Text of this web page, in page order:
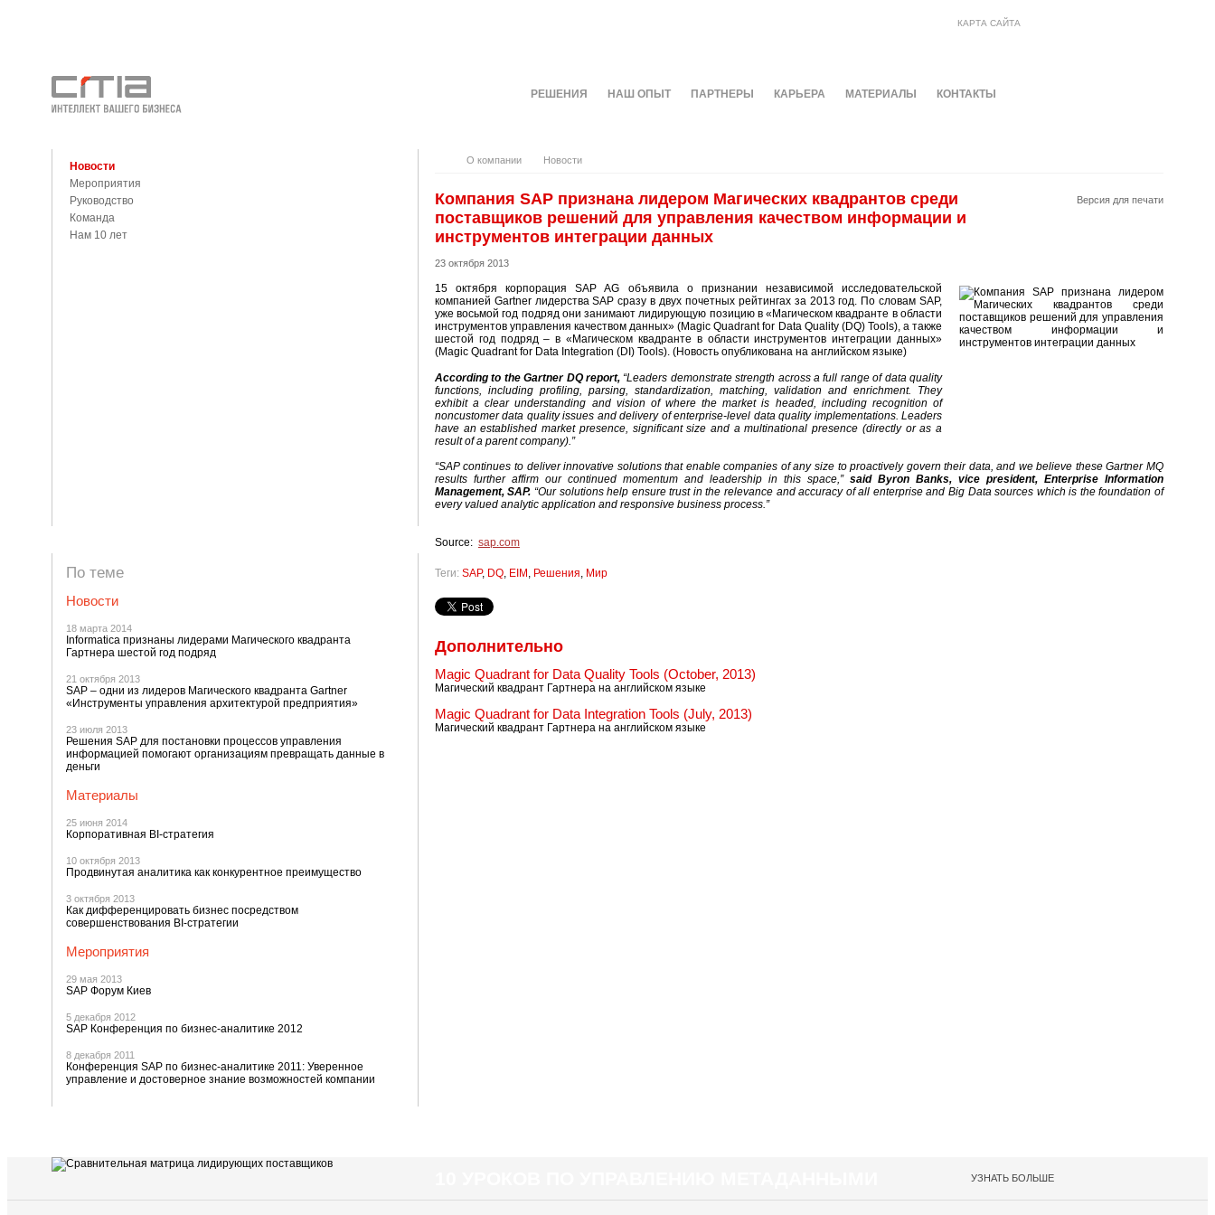
КАРТА САЙТА
РЕШЕНИЯ НАШ ОПЫТ ПАРТНЕРЫ КАРЬЕРА МАТЕРИАЛЫ КОНТАКТЫ
Новости
Мероприятия
Руководство
Команда
Нам 10 лет
По теме
Новости
18 марта 2014
Informatica признаны лидерами Магического квадранта
Гартнера шестой год подряд
21 октября 2013
SAP – одни из лидеров Магического квадранта Gartner
«Инструменты управления архитектурой предприятия»
23 июля 2013
Решения SAP для постановки процессов управления
информацией помогают организациям превращать данные в
деньги
Материалы
25 июня 2014
Корпоративная BI-стратегия
10 октября 2013
Продвинутая аналитика как конкурентное преимущество
3 октября 2013
Как дифференцировать бизнес посредством
совершенствования BI-стратегии
Мероприятия
29 мая 2013
SAP Форум Киев
5 декабря 2012
SAP Конференция по бизнес-аналитике 2012
8 декабря 2011
Конференция SAP по бизнес-аналитике 2011: Уверенное
управление и достоверное знание возможностей компании
О компании Новости
Версия для печати
Компания SAP признана лидером Магических квадрантов среди
поставщиков решений для управления качеством информации и
инструментов интеграции данных
23 октября 2013
15 октября корпорация SAP AG объявила о признании независимой исследовательской
компанией Gartner лидерства SAP сразу в двух почетных рейтингах за 2013 год. По словам SAP,
уже восьмой год подряд они занимают лидирующую позицию в «Магическом квадранте в области
инструментов управления качеством данных» (Magic Quadrant for Data Quality (DQ) Tools), а также
шестой год подряд – в «Магическом квадранте в области инструментов интеграции данных»
(Magic Quadrant for Data Integration (DI) Tools). (Новость опубликована на английском языке)
According to the Gartner DQ report, “Leaders demonstrate strength across a full range of data quality
functions, including profiling, parsing, standardization, matching, validation and enrichment. They
exhibit a clear understanding and vision of where the market is headed, including recognition of
noncustomer data quality issues and delivery of enterprise-level data quality implementations. Leaders
have an established market presence, significant size and a multinational presence (directly or as a
result of a parent company).”
“SAP continues to deliver innovative solutions that enable companies of any size to proactively govern their data, and we believe these Gartner MQ
results further affirm our continued momentum and leadership in this space,” said Byron Banks, vice president, Enterprise Information
Management, SAP. “Our solutions help ensure trust in the relevance and accuracy of all enterprise and Big Data sources which is the foundation of
every valued analytic application and responsive business process.”
Source: sap.com
Теги: SAP, DQ, EIM , Решения, Мир
Дополнительно
Magic Quadrant for Data Quality Tools (October, 2013)
Магический квадрант Гартнера на английском языке
Magic Quadrant for Data Integration Tools (July, 2013)
Магический квадрант Гартнера на английском языке
УЗНАТЬ БОЛЬШЕ